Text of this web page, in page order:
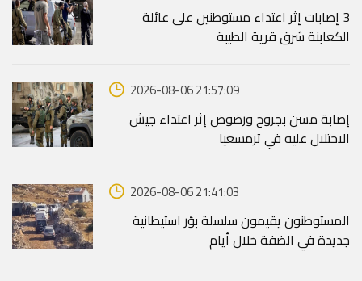
‏3 إصابات إثر اعتداء مستوطنين على عائلة
الكعابنة شرق قرية الطيبة
2026-08-06 21:57:09
إصابة مسن بجروح ورضوض إثر اعتداء جيش
الاحتلال عليه في ترمسعيا
2026-08-06 21:41:03
المستوطنون يقيمون سلسلة بؤر استيطانية
جديدة في الضفة خلال أيام